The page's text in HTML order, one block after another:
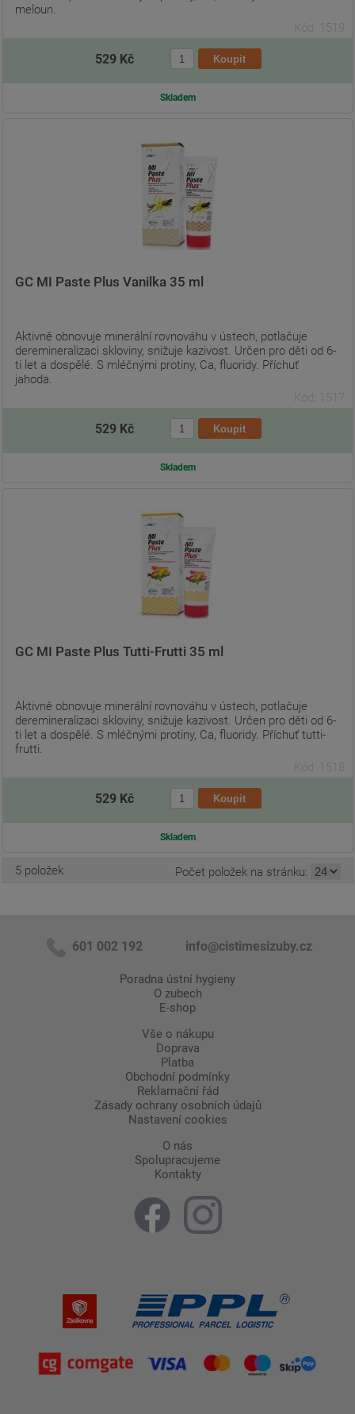
meloun.
Kód: 1519
529 Kč
Skladem
GC MI Paste Plus Vanilka 35 ml
Aktivně obnovuje minerální rovnováhu v ústech, potlačuje
deremineralizaci skloviny, snižuje kazivost. Určen pro děti od 6-
ti let a dospělé. S mléčnými protiny, Ca, fluoridy. Příchuť
jahoda.
Kód: 1517
529 Kč
Skladem
GC MI Paste Plus Tutti-Frutti 35 ml
Aktivně obnovuje minerální rovnováhu v ústech, potlačuje
deremineralizaci skloviny, snižuje kazivost. Určen pro děti od 6-
ti let a dospělé. S mléčnými protiny, Ca, fluoridy. Příchuť tutti-
frutti.
Kód: 1518
529 Kč
Skladem
5 položek Počet položek na stránku:
601 002 192 info@cistimesizuby.cz
Poradna ústní hygieny
O zubech
E-shop
Vše o nákupu
Doprava
Platba
Obchodní podmínky
Reklamační řád
Zásady ochrany osobních údajů
Nastavení cookies
O nás
Spolupracujeme
Kontakty